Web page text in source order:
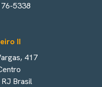
5338
II
417
Brasil